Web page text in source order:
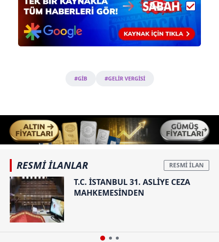
#GİB #GELİR VERGİSİ
RESMİ İLANLAR
T.C. İSTANBUL 31. ASLİYE CEZA
MAHKEMESİNDEN